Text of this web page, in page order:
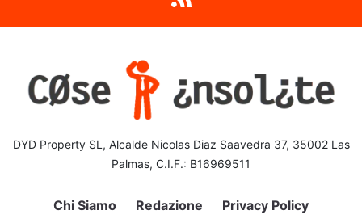
DYD Property SL, Alcalde Nicolas Diaz Saavedra 37, 35002 Las
Palmas, C.I.F.: B16969511
Chi Siamo Redazione Privacy Policy